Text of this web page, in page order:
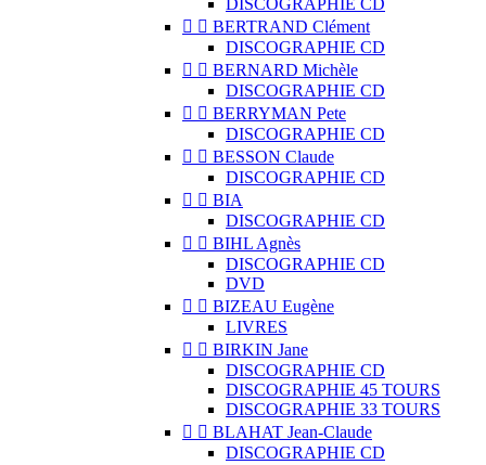
DISCOGRAPHIE CD
  BERTRAND Clément
DISCOGRAPHIE CD
  BERNARD Michèle
DISCOGRAPHIE CD
  BERRYMAN Pete
DISCOGRAPHIE CD
  BESSON Claude
DISCOGRAPHIE CD
  BIA
DISCOGRAPHIE CD
  BIHL Agnès
DISCOGRAPHIE CD
DVD
  BIZEAU Eugène
LIVRES
  BIRKIN Jane
DISCOGRAPHIE CD
DISCOGRAPHIE 45 TOURS
DISCOGRAPHIE 33 TOURS
  BLAHAT Jean-Claude
DISCOGRAPHIE CD